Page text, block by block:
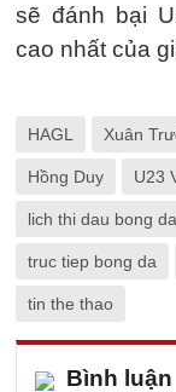
sẽ đánh bại
cao nhất của
HAGL Xuân
Hồng Duy U23
lich thi dau bong
truc tiep bong da
tin the thao
Bình luận